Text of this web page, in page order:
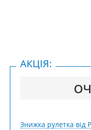
АКЦІЯ:
Знижка рулетка від